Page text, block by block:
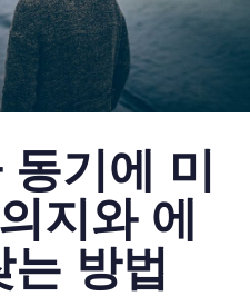
기에 미
지와 에
는 방법